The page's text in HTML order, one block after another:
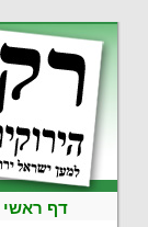
דף ראשי